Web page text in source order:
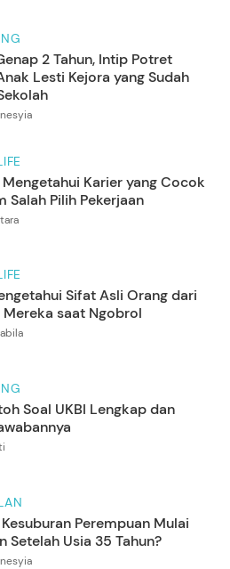
2 Tahun, Intip Potret
Lesti Kejora yang Sudah
Mengetahui Karier yang Cocok
Salah Pilih Pekerjaan
Sifat Asli Orang dari
Mereka saat Ngobrol
Soal UKBI Lengkap dan
Perempuan Mulai
Setelah Usia 35 Tahun?